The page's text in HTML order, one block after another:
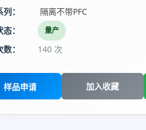
：
隔离不带PFC
：
量产
： 140 次
样品申请 加入收藏